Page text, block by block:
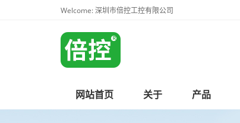
Welcome: 深圳市倍控工控有限公司
网站首页 关于 产品